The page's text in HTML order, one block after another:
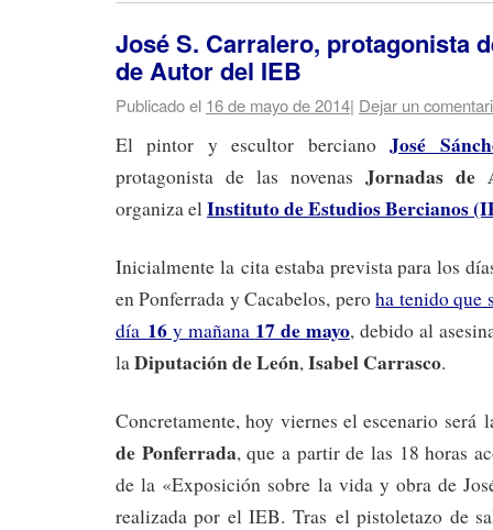
José S. Carralero, protagonista
de Autor del IEB
Publicado el 16 de mayo de 2014| Dejar un
El pintor y escultor bercianoJosé
protagonista de las novenas Jornadas de
organiza elInstituto de Estudios Bercianos
Inicialmente la cita estaba prevista para los
en Ponferrada y Cacabelos, peroha tenido que
día 16y mañana 17 de mayo, debido al
laDiputación de León,Isabel Carrasco.
Concretamente, hoy viernes el escenario será
de Ponferrada, que a partir de las 18 horas
de la «Exposición sobre la vida y obra de
realizada por el IEB. Tras el pistoletazo de